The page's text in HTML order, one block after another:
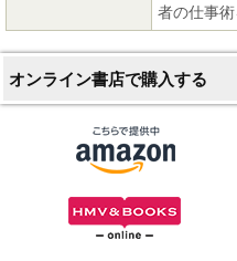
者の仕事術
オンライン書店で購入する